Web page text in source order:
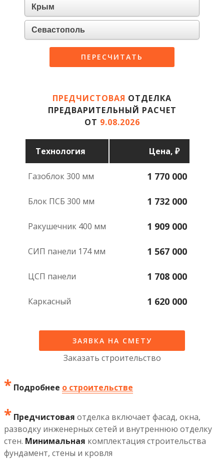
ПЕРЕСЧИТАТЬ
ПРЕДЧИСТОВАЯ ОТДЕЛКА
ПРЕДВАРИТЕЛЬНЫЙ РАСЧЕТ
ОТ 9.08.2026
Техноло­гия Цена, ₽
газоблок 300 мм 1 770 000
блок ПСБ 300 мм 1 732 000
ракушечник 400 мм 1 909 000
СИП панели 174 мм 1 567 000
ЦСП панели 1 708 000
каркасный 1 620 000
ЗАЯВКА НА СМЕТУ
Заказать строительство
* Подробнее о строительстве
* Предчистовая отделка включает фасад, окна,
разводку инженерных сетей и внутреннюю отделку
стен. Минимальная комплектация строительства
фундамент, стены и кровля